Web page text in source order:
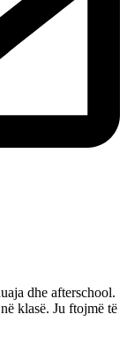
dhe afterschool.
klasë. Ju ftojmë të